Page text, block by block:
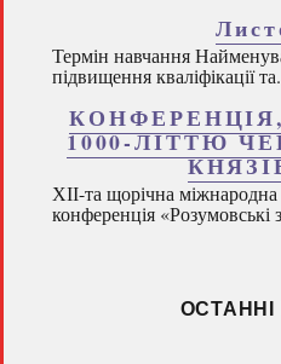
Термін навчання
підвищення кваліфікації
1000-ЛІТТЮ
ХІІ-та щорічна
конференція «Розумовські